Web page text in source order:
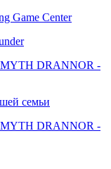
Game Center
DRANNOR -
семьи
DRANNOR -